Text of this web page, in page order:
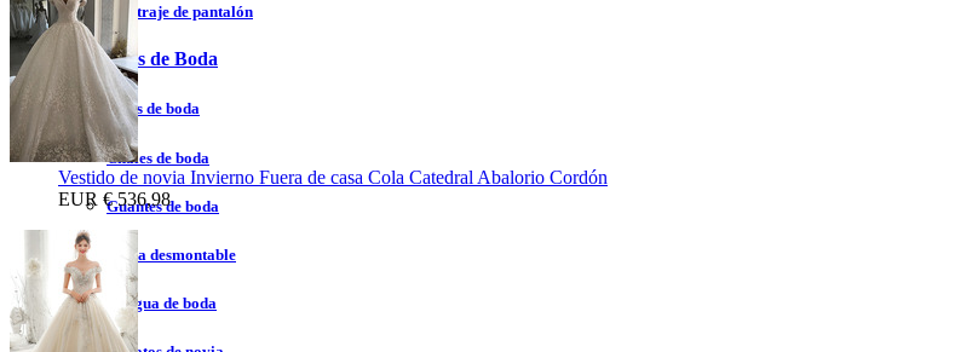
Vestidos de traje de pantalón
Accesorios de Boda
Velos de boda
Chales de boda
Guantes de boda
Falda desmontable
Enagua de boda
Vestido de novia Invierno Fuera de casa Cola Catedral Abalorio Cordón
EUR € 536,98